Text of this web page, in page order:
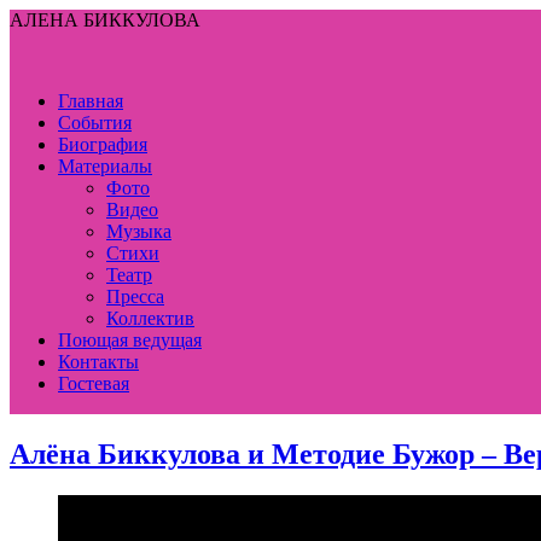
АЛЕНА БИККУЛОВА
Главная
События
Биография
Материалы
Фото
Видео
Музыка
Стихи
Театр
Пресса
Коллектив
Поющая ведущая
Контакты
Гостевая
Алёна Биккулова и Методие Бужор –